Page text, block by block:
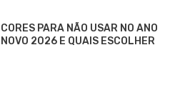
CORES PARA NÃO USAR NO ANO
NOVO 2026 E QUAIS ESCOLHER